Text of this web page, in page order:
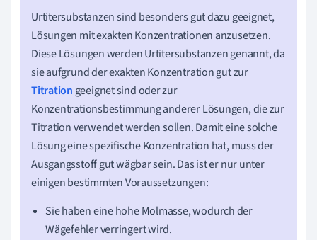
Urtitersubstanzen sind besonders gut dazu geeignet,
Lösungen mit exakten Konzentrationen anzusetzen.
Diese Lösungen werden Urtitersubstanzen genannt, da
sie aufgrund der exakten Konzentration gut zur
Titration geeignet sind oder zur
Konzentrationsbestimmung anderer Lösungen, die zur
Titration verwendet werden sollen. Damit eine solche
Lösung eine spezifische Konzentration hat, muss der
Ausgangsstoff gut wägbar sein. Das ist er nur unter
einigen bestimmten Voraussetzungen:
Sie haben eine hohe Molmasse, wodurch der
Wägefehler verringert wird.